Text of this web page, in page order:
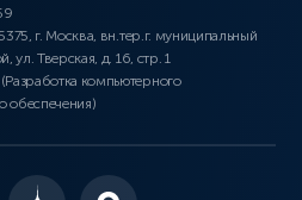
г. Москва, вн.тер.г. муниципальный
ул. Тверская, д. 16, стр. 1
компьютерного
обеспечения)